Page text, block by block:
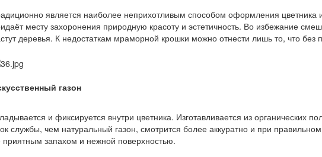
является наиболее неприхотливым способом оформления цветника
месту захоронения природную красоту и эстетичность. Во избежание
деревья. К недостаткам мраморной крошки можно отнести лишь то, что
газон
и фиксируется внутри цветника. Изготавливается из
службы, чем натуральный газон, смотрится более аккуратно и при
приятным запахом и нежной поверхностью.